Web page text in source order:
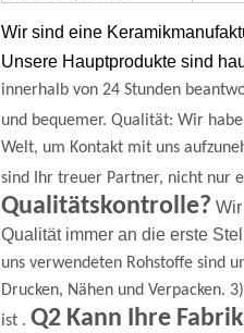
Wir sind eine
Unsere Hauptprodukte sind
innerhalb von 24 Stunden
und bequemer. Qualität: Wir
Welt, um Kontakt mit uns
sind Ihr treuer Partner, nicht nur
Qualitätskontrolle?
Qualität immer an die erste
uns verwendeten Rohstoffe sind
Drucken, Nähen und Verpacken.
ist . Q2 Kann Ihre